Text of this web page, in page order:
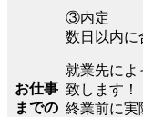
お仕事
までの
③内定
数日以内に
就業先によ
致します！
終業前に実